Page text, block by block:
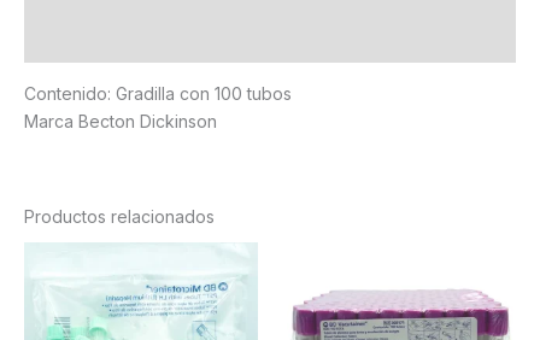
Contenido: Gradilla con 100 tubos
Marca Becton Dickinson
Productos relacionados